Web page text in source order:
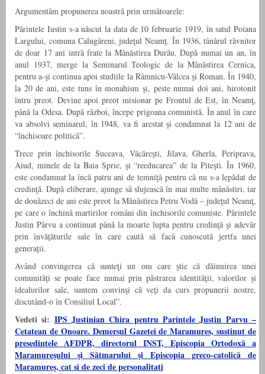
Argumentăm propunerea noastră prin următoarele:
Părintele Iustin s-a născut la data de 10 februarie 1919, în satul Poiana
Largului, comuna Calugăreni, judeţul Neamţ. În 1936, tânărul râvnitor
de doar 17 ani intră frate la Mănăstirea Durău. După numai un an, în
anul 1937, merge la Seminarul Teologic de la Mănăstirea Cernica,
pentru a-şi continua apoi studiile la Râmnicu-Vâlcea şi Roman. În 1940,
la 20 de ani, este tuns în monahism şi, peste numai doi ani, hirotonit
întru preot. Devine apoi preot misionar pe Frontul de Est, în Neamţ,
până la Odesa. După război, începe prigoana comunistă. În anul în care
va absolvi seminarul, în 1948, va fi arestat şi condamnat la 12 ani de
“închisoare politică”.
Trece prin închisorile Suceava, Văcăreşti, Jilava, Gherla, Periprava,
Aiud, minele de la Baia Sprie, şi “reeducarea” de la Piteşti. În 1960,
este condamnat la încă patru ani de temniţă pentru că nu s-a lepădat de
credinţă. După eliberare, ajunge să slujească în mai multe mănăstiri, iar
de douăzeci de ani este preot la Mănăstirea Petru Vodă – judeţul Neamţ,
pe care o închină martirilor români din închisorile comuniste. Părintele
Justin Pârvu a continuat până la moarte lupta pentru credinţă şi adevăr
prin învăţăturile sale în care caută să facă cunoscută jertfa unei
generaţii.
Având convingerea că sunteţi un om care ştie că dăinuirea unei
comunităţi se poate face numai prin păstrarea identităţii, valorilor şi
idealurilor sale, suntem convinşi că veţi da curs propunerii nostre,
discutând-o în Consiliul Local”.
Vedeti si: IPS Justinian Chira pentru Parintele Justin Parvu –
Cetatean de Onoare. Demersul Gazetei de Maramures, sustinut de
presedintele AFDPR, directorul INST, Episcopia Ortodoxă a
Maramureşului şi Sătmarului şi Episcopia greco-catolică de
Maramureş, cat si de zeci de personalitati